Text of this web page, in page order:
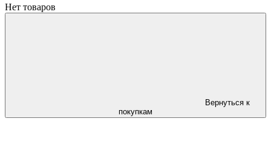
Нет товаров
Вернуться к
покупкам